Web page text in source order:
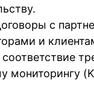
с
и
мониторингу